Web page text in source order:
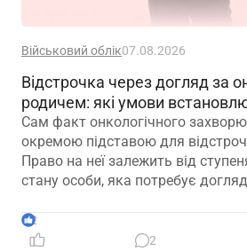
Військовий облік07.08.2026
Відстрочка через догляд за
родичем: які умови
Сам факт онкологічного
окремою підставою для
Право на неї залежить від
стану особи, яка потребує
2
2